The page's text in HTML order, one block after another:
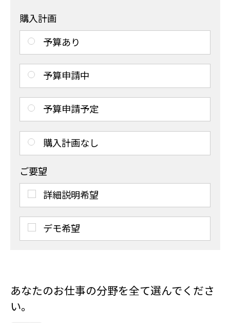
購入計画
予算あり
予算申請中
予算申請予定
購入計画なし
ご要望
詳細説明希望
デモ希望
あなたのお仕事の分野を全て選んでくださ
い。